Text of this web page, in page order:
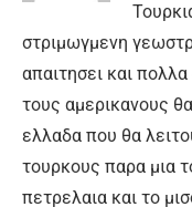
στριμωγμενη
απαιτησει και
τους αμερικανους
ελλαδα που θα
τουρκους παρα μια
πετρελαια και το